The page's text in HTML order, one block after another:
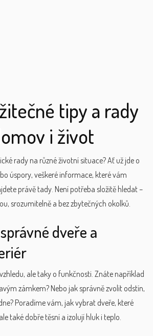
tipy a rady
i život
rady na různé životní situace? Ať už jde o
úspory, veškeré informace, které vám
právě tady. Není potřeba složitě hledat –
srozumitelně a bez zbytečných okolků.
dveře a
ale taky o funkčnosti. Znáte například
zámkem? Nebo jak správně zvolit odstín,
Poradíme vám, jak vybrat dveře, které
také dobře těsní a izolují hluk i teplo.